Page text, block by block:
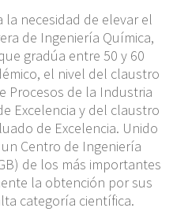
la necesidad de elevar el
de Ingeniería Química,
gradúa entre 50 y 60
el nivel del claustro
Procesos de la Industria
Excelencia y del claustro
de Excelencia. Unido
Centro de Ingeniería
de los más importantes
la obtención por sus
categoría científica.